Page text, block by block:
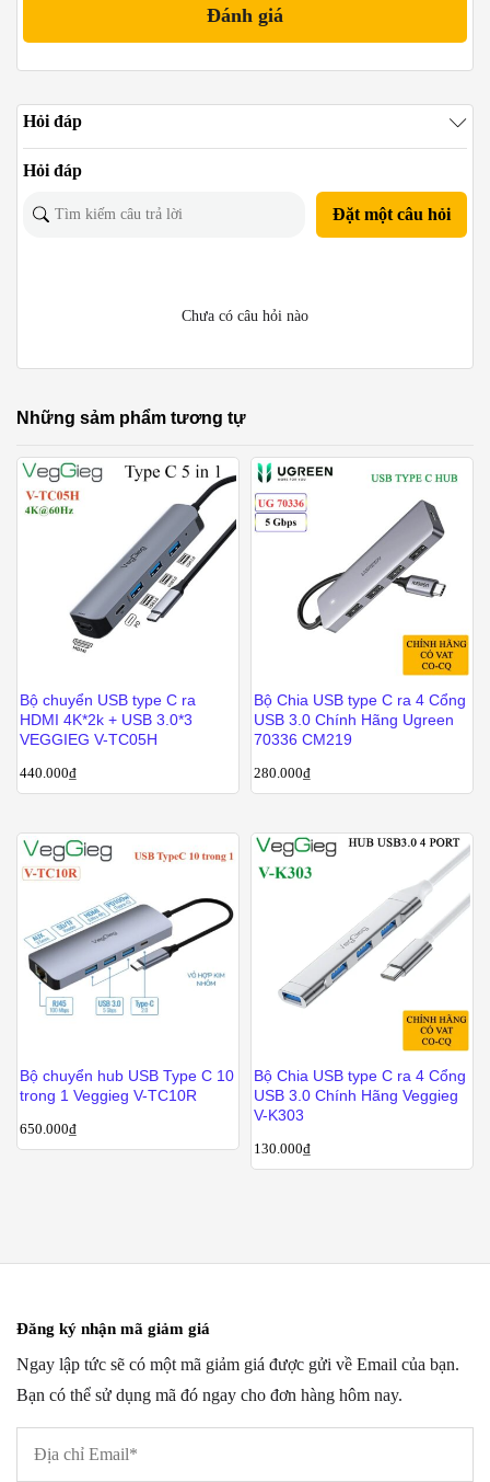
Hỏi đáp
Hỏi đáp
Đặt một câu hỏi
Chưa có câu hỏi nào
Những sảm phẩm tương tự
Bộ chuyển USB type C ra
HDMI 4K*2k + USB 3.0*3
VEGGIEG V-TC05H
440.000₫
Bộ Chia USB type C ra 4 Cổng
USB 3.0 Chính Hãng Ugreen
70336 CM219
280.000₫
Bộ chuyển hub USB Type C 10
trong 1 Veggieg V-TC10R
650.000₫
Bộ Chia USB type C ra 4 Cổng
USB 3.0 Chính Hãng Veggieg
V-K303
130.000₫
Đăng ký nhận mã giảm giá
Ngay lập tức sẽ có một mã giảm giá được gửi về Email của bạn.
Bạn có thể sử dụng mã đó ngay cho đơn hàng hôm nay.